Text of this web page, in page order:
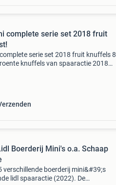
complete serie set 2018 fruit
serie set 2018 fruit knuffels 8
knuffels van spaaractie 2018
Mini's o.a. Schaap
verschillende boerderij mini&#39;s
lidl spaaractie (2022). De